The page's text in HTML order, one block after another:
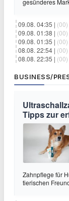
gesünderes
09.08. 04:35 | (00)
09.08. 01:38 | (00)
09.08. 01:35 | (00)
08.08. 22:54 | (00)
08.08. 22:35 | (00)
BUSINESS/
Tipps zur
Zahnpflege für
tierischen